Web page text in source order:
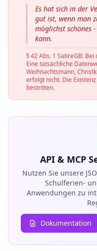
Es hat sich in der
gut ist, wenn man
möglichst schönes
kann.
§ 42 Abs. 1 SatireGB:
Eine tatsächliche
Weihnachtsmann,
erfolgt nicht. Die
bestritten.
API & MCP
Nutzen Sie unsere
Schulferien-
Anwendungen zu
Dokumentation